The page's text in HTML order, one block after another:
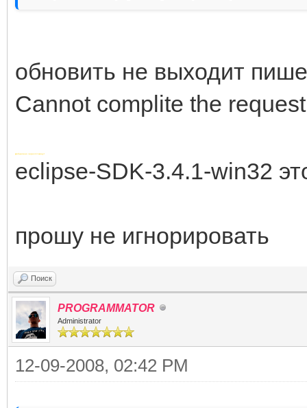
обновить не выходит
Cannot complite the
Добавлено через 13 минут
eclipse-SDK-3.4.1-win32
прошу не игнорировать
Поиск
PROGRAMMATOR
Administrator
12-09-2008, 02:42 PM